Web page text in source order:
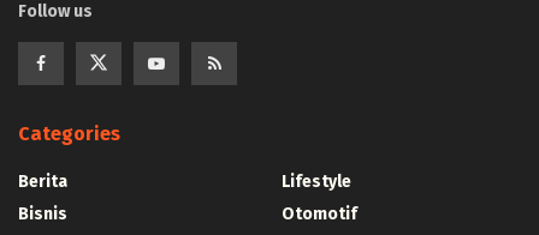
Follow us
Categories
Berita
Bisnis
Lifestyle
Otomotif